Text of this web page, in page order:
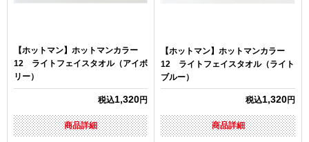
【ホットマン】ホットマンカラー
12 ライトフェイスタオル（アイボ
リー）
税込1,320円
商品詳細
【ホットマン】ホットマンカラー
12 ライトフェイスタオル（ライト
ブルー）
税込1,320円
商品詳細